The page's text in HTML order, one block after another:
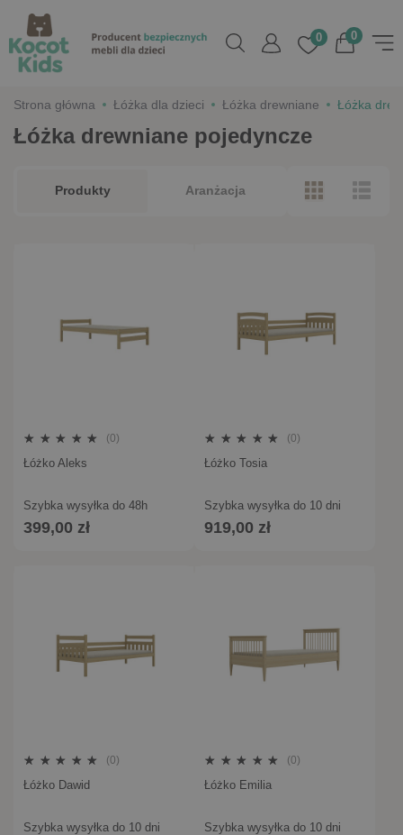
0
0
Strona główna Łóżka dla dzieci Łóżka drewniane Łóżka
Łóżka drewniane pojedyncze
Produkty Aranżacja
(0)
Łóżko Aleks
Szybka wysyłka do 48h
399,00 zł
(0)
Łóżko Tosia
Szybka wysyłka do 10 dni
919,00 zł
(0)
Łóżko Dawid
Szybka wysyłka do 10 dni
(0)
Łóżko Emilia
Szybka wysyłka do 10 dni